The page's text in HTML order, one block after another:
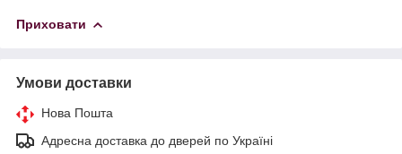
Приховати
Умови доставки
Нова Пошта
Адресна доставка до дверей по Україні